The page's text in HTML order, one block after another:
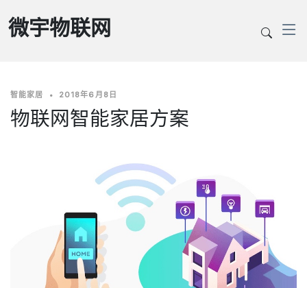
微宇物联网
智能家居 • 2018年6月8日
物联网智能家居方案